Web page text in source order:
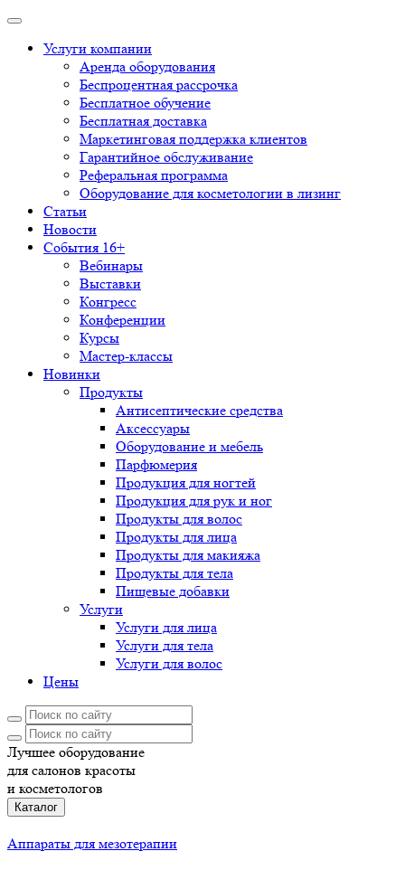
Услуги компании
Аренда оборудования
Беспроцентная рассрочка
Бесплатное обучение
Бесплатная доставка
Маркетинговая поддержка клиентов
Гарантийное обслуживание
Реферальная программа
Оборудование для косметологии в лизинг
Статьи
Новости
События 16+
Вебинары
Выставки
Конгресс
Конференции
Курсы
Мастер-классы
Новинки
Продукты
Антисептические средства
Аксессуары
Оборудование и мебель
Парфюмерия
Продукция для ногтей
Продукция для рук и ног
Продукты для волос
Продукты для лица
Продукты для макияжа
Продукты для тела
Пищевые добавки
Услуги
Услуги для лица
Услуги для тела
Услуги для волос
Цены
Лучшее оборудование
для салонов красоты
и косметологов
Каталог
Аппараты для мезотерапии